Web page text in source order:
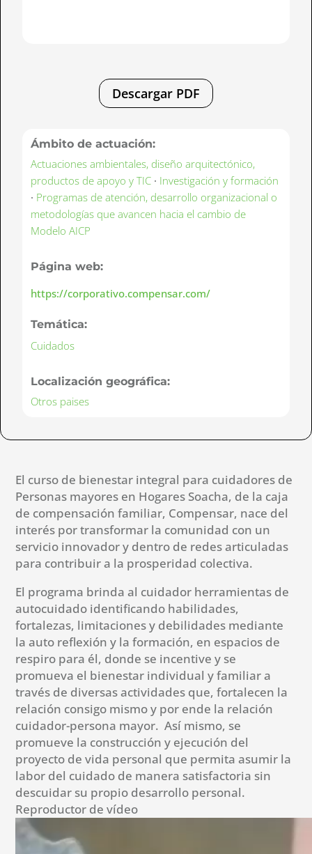
Descargar PDF
Ámbito de actuación:
Actuaciones ambientales, diseño arquitectónico,
productos de apoyo y TIC· Investigación y formación
· Programas de atención, desarrollo organizacional o
metodologías que avancen hacia el cambio de
Modelo AICP
Página web:
https://corporativo.compensar.com/
Temática:
Cuidados
Localización geográfica:
Otros paises
El curso de bienestar integral para cuidadores de
Personas mayores en Hogares Soacha, de la caja
de compensación familiar, Compensar, nace del
interés por transformar la comunidad con un
servicio innovador y dentro de redes articuladas
para contribuir a la prosperidad colectiva.
El programa brinda al cuidador herramientas de
autocuidado identificando habilidades,
fortalezas, limitaciones y debilidades mediante
la auto reflexión y la formación, en espacios de
respiro para él, donde se incentive y se
promueva el bienestar individual y familiar a
través de diversas actividades que, fortalecen la
relación consigo mismo y por ende la relación
cuidador-persona mayor. Así mismo, se
promueve la construcción y ejecución del
proyecto de vida personal que permita asumir la
labor del cuidado de manera satisfactoria sin
descuidar su propio desarrollo personal.
Reproductor de vídeo